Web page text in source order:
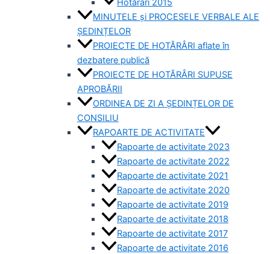
MINUTELE și PROCESELE VERBALE ALE
ȘEDINȚELOR
PROIECTE DE HOTĂRÂRI aflate în
dezbatere publică
PROIECTE DE HOTĂRÂRI SUPUSE
APROBĂRII
ORDINEA DE ZI A ȘEDINȚELOR DE
CONSILIU
RAPOARTE DE ACTIVITATE
Rapoarte de activitate 2023
Rapoarte de activitate 2022
Rapoarte de activitate 2021
Rapoarte de activitate 2020
Rapoarte de activitate 2019
Rapoarte de activitate 2018
Rapoarte de activitate 2017
Rapoarte de activitate 2016